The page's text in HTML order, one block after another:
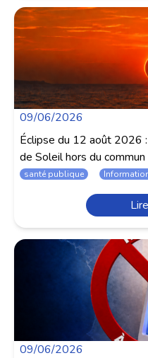
09/06/2026
Éclipse du 12 août 2026
de Soleil hors du commun
santé publique
09/06/2026